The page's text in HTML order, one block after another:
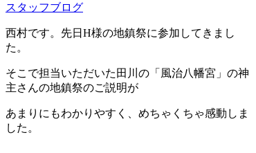
スタッフブログ
西村です。先日H様の地鎮祭に参加してきまし
た。
そこで担当いただいた田川の「風治八幡宮」の神
主さんの地鎮祭のご説明が
あまりにもわかりやすく、めちゃくちゃ感動しま
した。